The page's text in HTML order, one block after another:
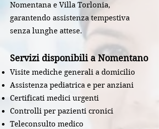
Nomentana e Villa Torlonia,
garantendo assistenza tempestiva
senza lunghe attese.
Servizi disponibili a Nomentano
Visite mediche generali a domicilio
Assistenza pediatrica e per anziani
Certificati medici urgenti
Controlli per pazienti cronici
Teleconsulto medico